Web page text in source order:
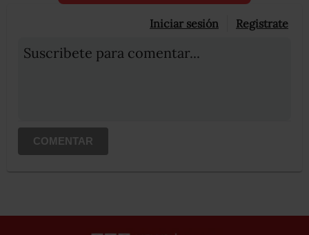
Iniciar sesión Registrate
Suscribete para comentar...
COMENTAR